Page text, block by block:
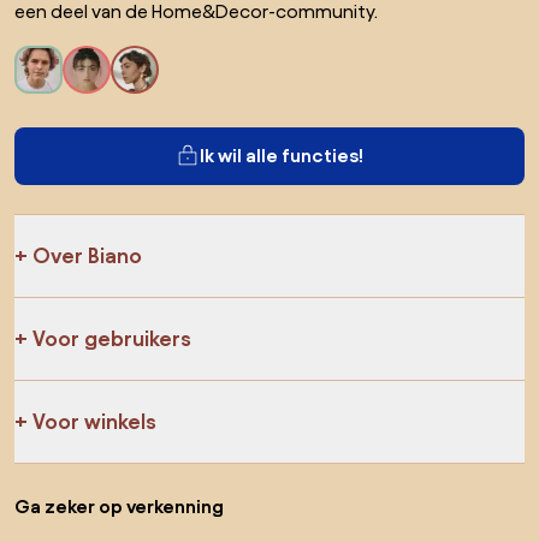
een deel van de Home&Decor-community.
Ik wil alle functies!
Over Biano
Voor gebruikers
Voor winkels
Ga zeker op verkenning